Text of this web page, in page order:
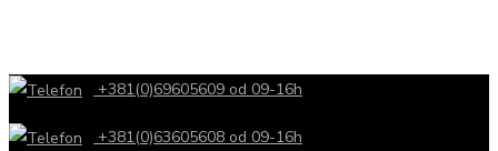
+381(0)69605609 od 09-16h
+381(0)63605608 od 09-16h